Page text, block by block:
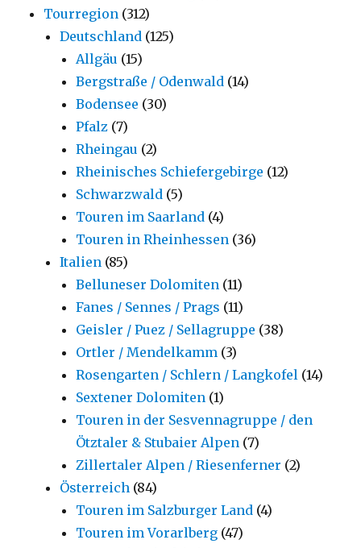
Tourregion (312)
Deutschland (125)
Allgäu (15)
Bergstraße / Odenwald (14)
Bodensee (30)
Pfalz (7)
Rheingau (2)
Rheinisches Schiefergebirge (12)
Schwarzwald (5)
Touren im Saarland (4)
Touren in Rheinhessen (36)
Italien (85)
Belluneser Dolomiten (11)
Fanes / Sennes / Prags (11)
Geisler / Puez / Sellagruppe (38)
Ortler / Mendelkamm (3)
Rosengarten / Schlern / Langkofel (14)
Sextener Dolomiten (1)
Touren in der Sesvennagruppe / den
Ötztaler & Stubaier Alpen (7)
Zillertaler Alpen / Riesenferner (2)
Österreich (84)
Touren im Salzburger Land (4)
Touren im Vorarlberg (47)